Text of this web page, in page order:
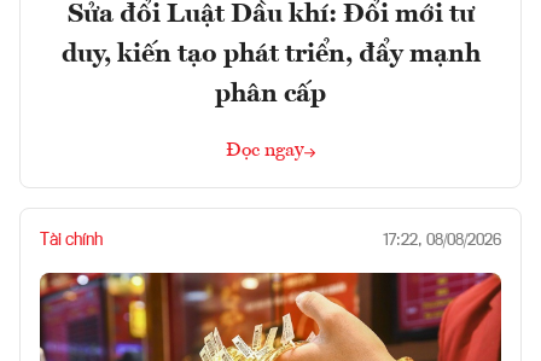
Sửa đổi Luật Dầu khí: Đổi mới tư
duy, kiến tạo phát triển, đẩy mạnh
phân cấp
Đọc ngay
Tài chính 17:22, 08/08/2026